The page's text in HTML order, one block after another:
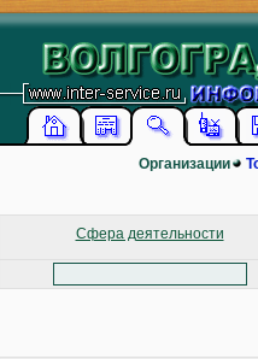
Организации
Сфера деятельности